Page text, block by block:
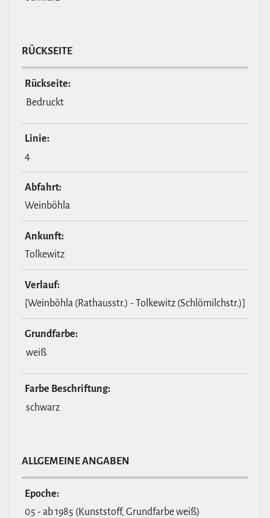
RÜCKSEITE
Rückseite:
Bedruckt
Linie:
4
Abfahrt:
Weinböhla
Ankunft:
Tolkewitz
Verlauf:
[Weinböhla (Rathausstr.) - Tolkewitz (Schlömilchstr.)]
Grund­farbe:
weiß
Farbe Beschrif­tung:
schwarz
ALL­GE­MEINE ANGABEN
Epoche:
05 - ab 1985 (Kunststoff, Grundfarbe weiß)